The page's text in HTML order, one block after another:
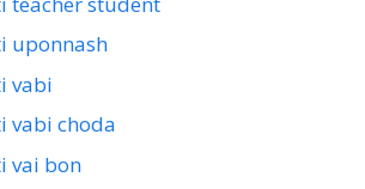
uponnash
vabi
vabi choda
vai bon